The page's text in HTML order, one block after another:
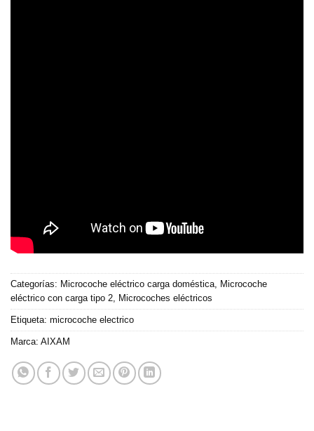
Categorías: Microcoche eléctrico carga doméstica
Microcoche
eléctrico con carga tipo 2
Microcoches eléctricos
Etiqueta: microcoche electrico
Marca: AIXAM